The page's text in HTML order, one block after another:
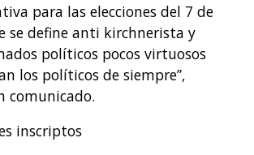
para las elecciones del 7 de
se define anti kirchnerista y
políticos pocos virtuosos
los políticos de siempre”,
comunicado.
inscriptos